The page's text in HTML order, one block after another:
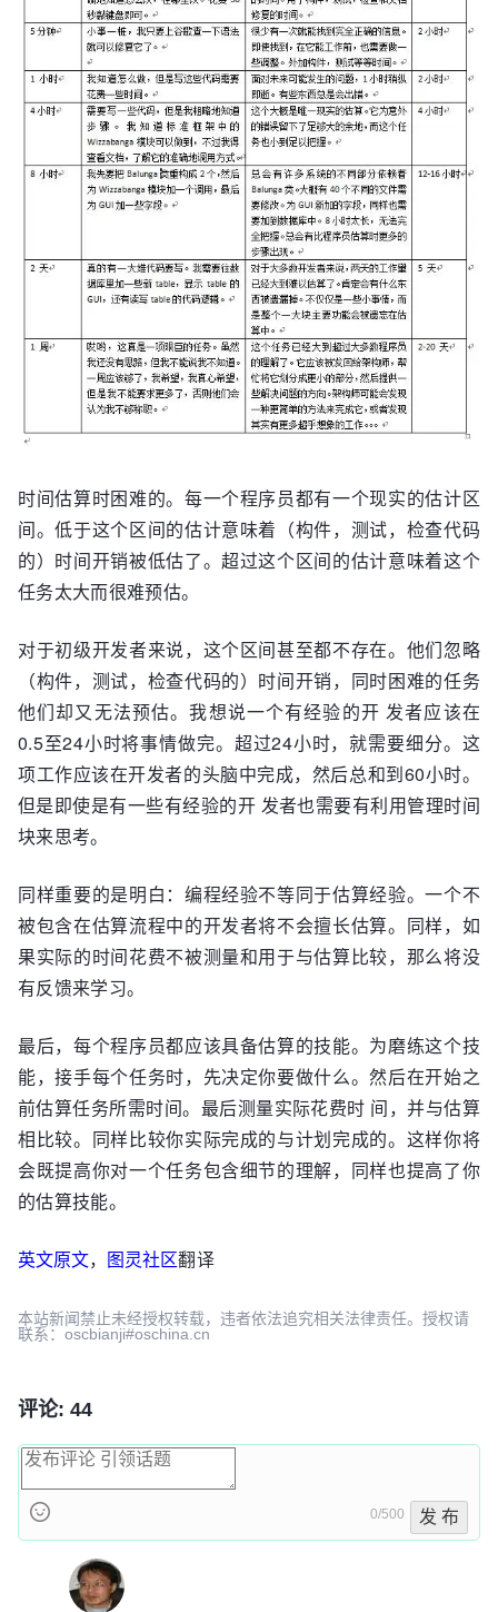
时间估算时困难的。每一个程序员都有一个现实的估计区
间。低于这个区间的估计意味着（构件，测试，检查代码
的）时间开销被低估了。超过这个区间的估计意味着这个
任务太大而很难预估。
对于初级开发者来说，这个区间甚至都不存在。他们忽略
（构件，测试，检查代码的）时间开销，同时困难的任务
他们却又无法预估。我想说一个有经验的开 发者应该在
0.5至24小时将事情做完。超过24小时，就需要细分。这
项工作应该在开发者的头脑中完成，然后总和到60小时。
但是即使是有一些有经验的开 发者也需要有利用管理时间
块来思考。
同样重要的是明白：编程经验不等同于估算经验。一个不
被包含在估算流程中的开发者将不会擅长估算。同样，如
果实际的时间花费不被测量和用于与估算比较，那么将没
有反馈来学习。
最后，每个程序员都应该具备估算的技能。为磨练这个技
能，接手每个任务时，先决定你要做什么。然后在开始之
前估算任务所需时间。最后测量实际花费时 间，并与估算
相比较。同样比较你实际完成的与计划完成的。这样你将
会既提高你对一个任务包含细节的理解，同样也提高了你
的估算技能。
英文原文， 图灵社区翻译
本站新闻禁止未经授权转载，违者依法追究相关法律责任。授权请
联系：oscbianji#oschina.cn
评论: 44
0/500 发 布